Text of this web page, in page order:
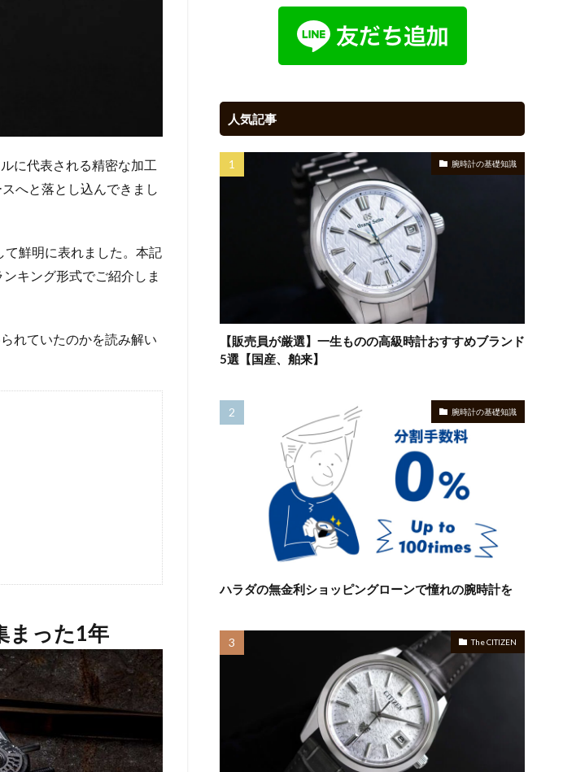
に代表される精密な加工
へと落とし込んできまし
鮮明に表れました。本記
キング形式でご紹介しま
れていたのかを読み解い
まった1年
人気記事
腕時計の基礎知識
【販売員が厳選】一生ものの高級時計おすすめブランド
5選【国産、舶来】
腕時計の基礎知識
ハラダの無金利ショッピングローンで憧れの腕時計を
The CITIZEN